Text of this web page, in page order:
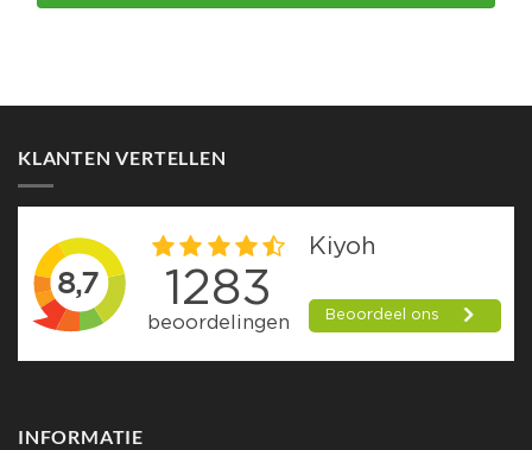
KLANTEN VERTELLEN
INFORMATIE